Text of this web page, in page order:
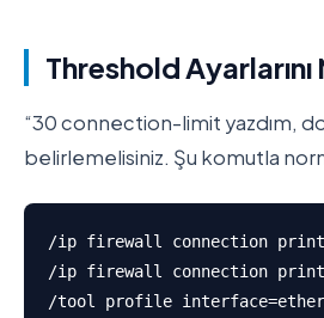
Threshold
“30 connection-limit yazdım,
belirlemelisiniz. Şu komutla
/ip firewall connection print
/ip firewall connection print
/tool profile